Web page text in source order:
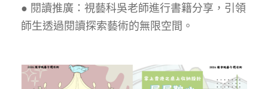
● 閱讀推廣：視藝科吳老師進行書籍分享，引領
師生透過閱讀探索藝術的無限空間。